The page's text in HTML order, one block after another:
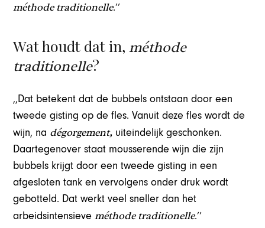
méthode traditionelle.’’
Wat houdt dat in, méthode
traditionelle?
,,Dat betekent dat de bubbels ontstaan door een
tweede gisting op de fles. Vanuit deze fles wordt de
wijn, na dégorgement, uiteindelijk geschonken.
Daartegenover staat mousserende wijn die zijn
bubbels krijgt door een tweede gisting in een
afgesloten tank en vervolgens onder druk wordt
gebotteld. Dat werkt veel sneller dan het
arbeidsintensieveméthode traditionelle.’’